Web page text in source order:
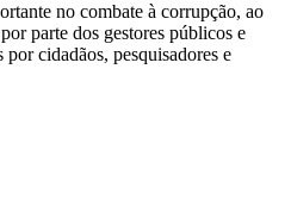
no combate à corrupção, ao
parte dos gestores públicos e
cidadãos, pesquisadores e